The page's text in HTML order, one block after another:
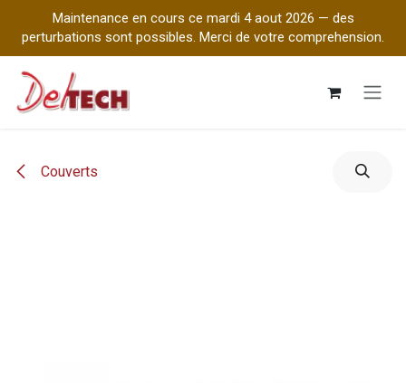
Maintenance en cours ce mardi 4 aout 2026 — des
perturbations sont possibles. Merci de votre comprehension.
Couverts